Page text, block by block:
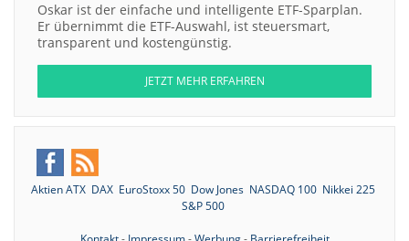
Oskar ist der einfache und intelligente ETF-Sparplan.
Er übernimmt die ETF-Auswahl, ist steuersmart,
transparent und kostengünstig.
JETZT MEHR ERFAHREN
Aktien ATX DAX EuroStoxx 50 Dow Jones NASDAQ 100 Nikkei 225
S&P 500